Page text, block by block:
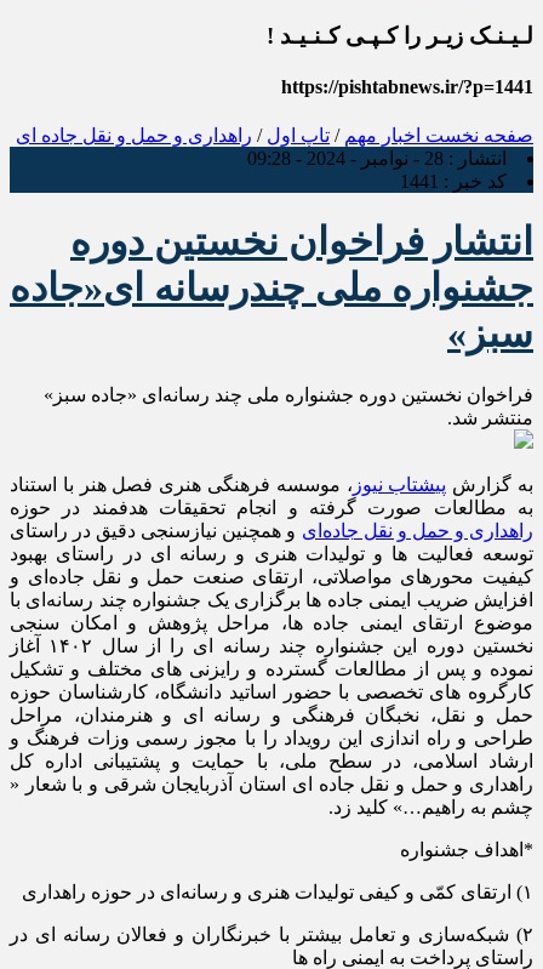
لـیـنـک زیـر را کـپـی کـنـیـد !
https://pishtabnews.ir/?p=1441
صفحه نخست اخبار مهم / تاپ اول / راهداری و حمل و نقل جاده ای
انتشار : 28 - نوامبر - 2024 - 09:28
کد خبر : 1441
انتشار فراخوان نخستین دوره
جشنواره ملی چندرسانه ای«جاده
سبز»
فراخوان نخستین دوره جشنواره ملی چند رسانه‌ای «جاده سبز»
منتشر شد.
به گزارش پیشتاب نیوز ، موسسه فرهنگی هنری فصل هنر با استناد
به مطالعات صورت گرفته و انجام تحقیقات هدفمند در حوزه
راهداری و حمل و نقل جاده‌ا‌ی و همچنین نیازسنجی دقیق در راستای
توسعه فعالیت ها و تولیدات هنری و رسانه ای در راستای بهبود
کیفیت محورهای مواصلاتی، ارتقای صنعت حمل و نقل جاده‌ای و
افزایش ضریب ایمنی جاده ها برگزاری یک جشنواره چند رسانه‌ای با
موضوع ارتقای ایمنی جاده ها، مراحل پژوهش و امکان سنجی
نخستین دوره این جشنواره چند رسانه ای را از سال ۱۴۰۲ آغاز
نموده و پس از مطالعات گسترده و رایزنی های مختلف و تشکیل
کارگروه های تخصصی با حضور اساتید دانشگاه، کارشناسان حوزه
حمل و نقل، نخبگان فرهنگی و رسانه ای و هنرمندان، مراحل
طراحی و راه اندازی این رویداد را با مجوز رسمی وزات فرهنگ و
ارشاد اسلامی، در سطح ملی، با حمایت و پشتیبانی اداره کل
راهداری و حمل و نقل جاده ای استان آذربایجان شرقی و با شعار «
چشم به راهیم…» کلید زد.
*اهداف جشنواره
۱) ارتقای کمّی و کیفی تولیدات هنری و رسانه‌ای در حوزه راهداری
۲) شبکه‌سازی و تعامل بیشتر با خبرنگاران و فعالان رسانه ای در
راستای پرداخت به ایمنی راه ها